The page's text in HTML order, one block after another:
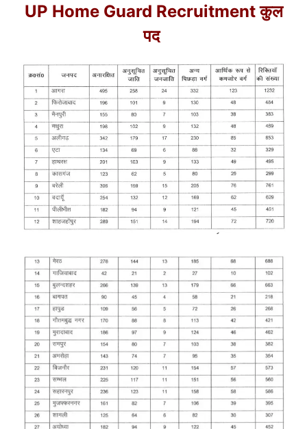
UP Home Guard Recruitment कुल
पद